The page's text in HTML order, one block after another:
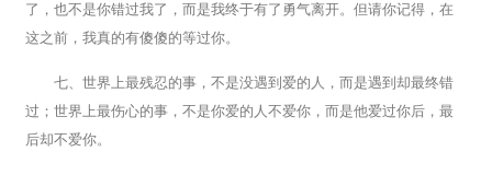
了，也不是你错过我了，而是我终于有了勇气离开。但请你记得，在
这之前，我真的有傻傻的等过你。
七、世界上最残忍的事，不是没遇到爱的人，而是遇到却最终错
过；世界上最伤心的事，不是你爱的人不爱你，而是他爱过你后，最
后却不爱你。